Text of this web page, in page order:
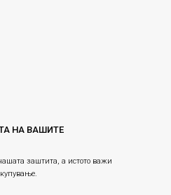
НА ВАШИТЕ
заштита, а истото важи